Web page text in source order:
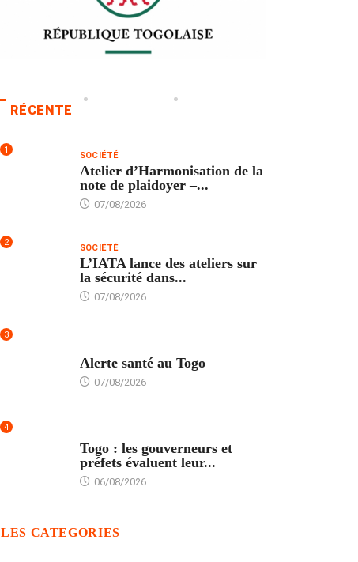
RÉCENTE
1 SOCIÉTÉ
Atelier d’Harmonisation de la
note de plaidoyer –...
07/08/2026
2 SOCIÉTÉ
L’IATA lance des ateliers sur
la sécurité dans...
07/08/2026
3
Alerte santé au Togo
07/08/2026
4
Togo : les gouverneurs et
préfets évaluent leur...
06/08/2026
LES CATEGORIES